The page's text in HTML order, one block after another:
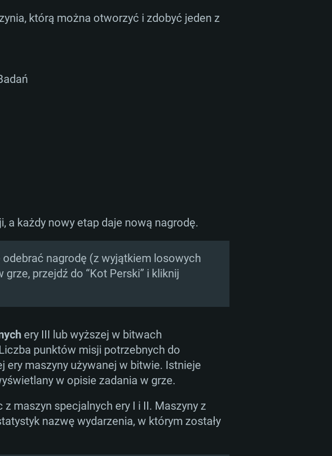
którą można otworzyć i zdobyć jeden z
a każdy nowy etap daje nową nagrodę.
nagrodę (z wyjątkiem losowych
przejdź do “Kot Perski” i kliknij
ery III lub wyższej w bitwach
punktów misji potrzebnych do
ery maszyny używanej w bitwie. Istnieje
w opisie zadania w grze.
maszyn specjalnych ery I i II. Maszyny z
nazwę wydarzenia, w którym zostały